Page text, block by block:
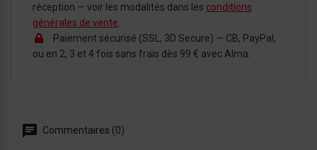
réception — voir les modalités dans les conditions
générales de vente
Paiement sécurisé (SSL, 3D Secure) — CB, PayPal,
ou en 2, 3 et 4 fois sans frais dès 99 € avec Alma.
Commentaires (0)